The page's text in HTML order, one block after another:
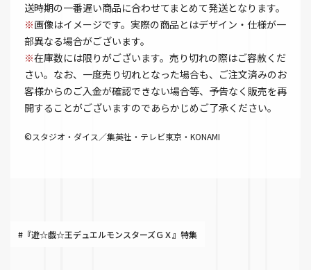
送時期の一番遅い商品に合わせてまとめて発送となります。
※画像はイメージです。実際の商品とはデザイン・仕様が一
部異なる場合がございます。
※在庫数には限りがございます。売り切れの際はご容赦くだ
さい。なお、一度売り切れとなった場合も、ご注文済みのお
客様からのご入金が確認できない場合等、予告なく販売を再
開することがございますのであらかじめご了承ください。
©スタジオ・ダイス／集英社・テレビ東京・KONAMI
#『遊☆戯☆王デュエルモンスターズＧＸ』特集